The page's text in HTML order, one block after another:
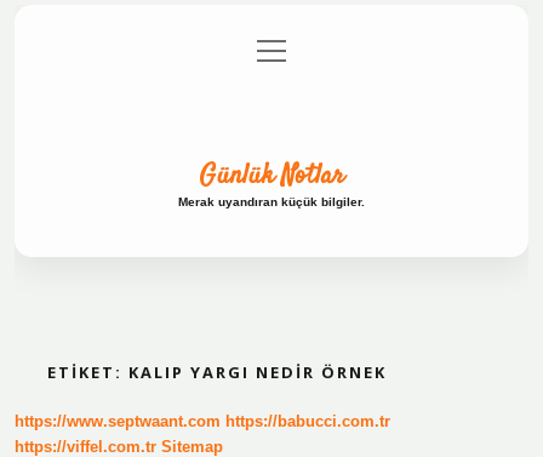
Gizlilik Politikası
menüyü
aç
Günlük Notlar
Merak uyandıran küçük bilgiler.
ETIKET: KALIP YARGI NEDIR ÖRNEK
https://www.septwaant.com https://babucci.com.tr
https://viffel.com.tr Sitemap